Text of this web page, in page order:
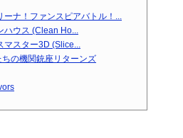
ナ！ファンスピアバトル！...
ハウス (Clean Ho...
マスター3D (Slice...
の機関銃座リターンズ